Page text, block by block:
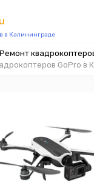
в Калининграде
Ремонт
GoPro в